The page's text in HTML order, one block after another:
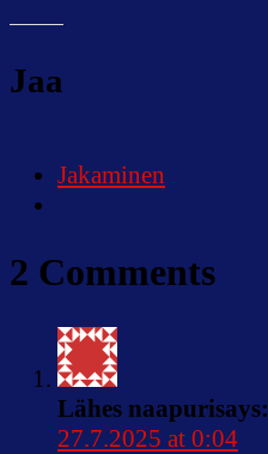
Jaa
Jakaminen
2 Comments
Lähes naapurisays:
27.7.2025 at 0:04